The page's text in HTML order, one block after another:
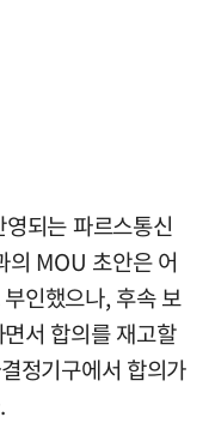
되는 파르스통신
의 MOU 초안은 어
인했으나, 후속 보
서 합의를 재고할
정기구에서 합의가